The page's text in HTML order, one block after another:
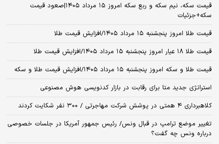
قیمت سکه، نیم سکه و ربع سکه امروز ۱۵ مرداد ۱۴۰۵|صعود قیمت
سکه+جزئیات
قیمت طلا امروز پنجشنبه ۱۵ مرداد ۱۴۰۵/افزایش قیمت طلا
قیمت طلا ۱۸ عیار امروز پنجشنبه ۱۵ مرداد ۱۴۰۵/افزایش قیمت طلا
قیمت طلا و سکه امروز پنجشنبه ۱۵ مرداد ۱۴۰۵/افزایش قیمت طلا و سکه
استراتژی جدید متا برای رقابت در بازار کدنویسی هوش مصنوعی
کلاهبرداری ۴ همتی در پوشش شرکت مهاجرتی / ۳۰۰ نفر شکایت کردند
تغییر موضع ترامپ در قبال ونس/ رئیس جمهور آمریکا در جلسات خصوصی
درباره ونس چه گفت؟